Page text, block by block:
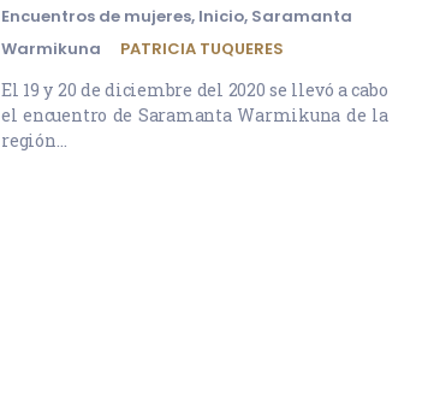
Encuentros de mujeres, Inicio, Saramanta
Warmikuna
PATRICIA TUQUERES
El 19 y 20 de diciembre del 2020 se llevó a cabo
el encuentro de Saramanta Warmikuna de la
región…